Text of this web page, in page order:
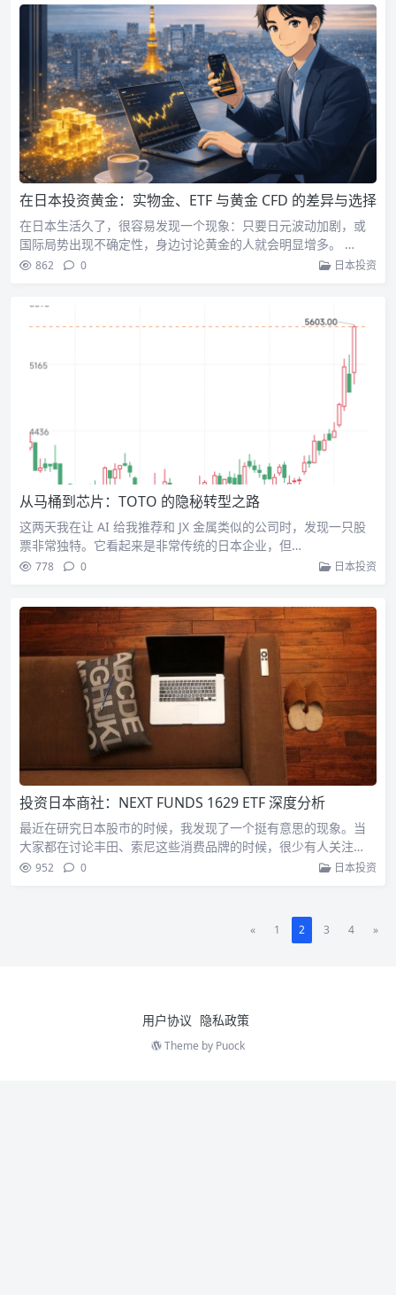
在日本投资黄金：实物金、ETF 与黄金 CFD 的差异与选择
在日本生活久了，很容易发现一个现象：只要日元波动加剧，或
国际局势出现不确定性，身边讨论黄金的人就会明显增多。 …
862 0 日本投资
从马桶到芯片：TOTO 的隐秘转型之路
这两天我在让 AI 给我推荐和 JX 金属类似的公司时，发现一只股
票非常独特。它看起来是非常传统的日本企业，但…
778 0 日本投资
投资日本商社：NEXT FUNDS 1629 ETF 深度分析
最近在研究日本股市的时候，我发现了一个挺有意思的现象。当
大家都在讨论丰田、索尼这些消费品牌的时候，很少有人关注…
952 0 日本投资
« 1 2 3 4 »
用户协议 隐私政策
Theme by Puock